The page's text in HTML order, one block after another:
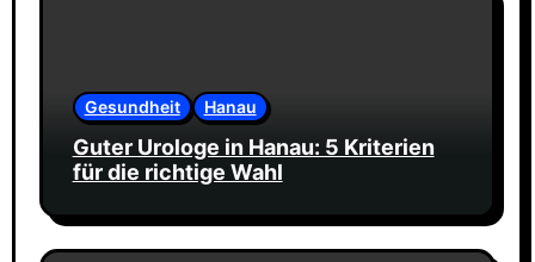
Gesundheit Hanau
Guter Urologe in Hanau: 5 Kriterien
für die richtige Wahl